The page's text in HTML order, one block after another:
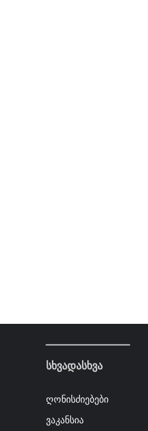
სხვადასხვა
ღონისძიებები
ვაკანსია